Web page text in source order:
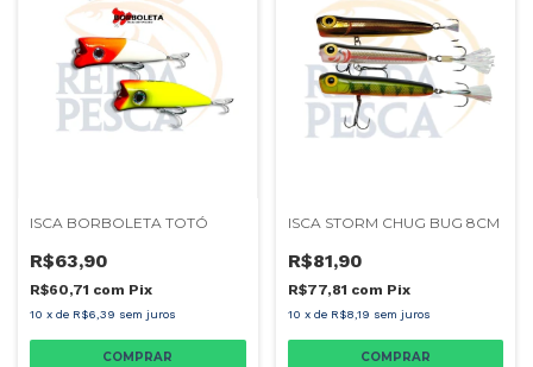
ISCA BORBOLETA TOTÓ
R$63,90
R$60,71 com Pix
10 x de R$6,39 sem juros
COMPRAR
ISCA STORM CHUG BUG 8CM
R$81,90
R$77,81 com Pix
10 x de R$8,19 sem juros
COMPRAR